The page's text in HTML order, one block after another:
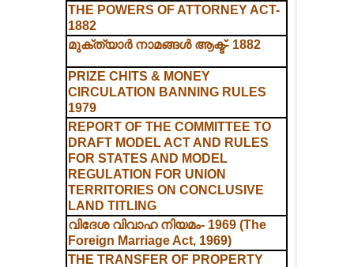
THE POWERS OF ATTORNEY ACT-
1882
മുക്ത്യാർ നാമങ്ങൾ ആക്ട്- 1882
PRIZE CHITS & MONEY
CIRCULATION BANNING RULES
1979
REPORT OF THE COMMITTEE TO
DRAFT MODEL ACT AND RULES
FOR STATES AND MODEL
REGULATION FOR UNION
TERRITORIES ON CONCLUSIVE
LAND TITLING
വിദേശ വിവാഹ നിയമം- 1969 (The
Foreign Marriage Act, 1969)
THE TRANSFER OF PROPERTY